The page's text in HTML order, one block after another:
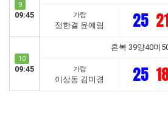
9
09:45 가람
정한결 윤예림 25
10
09:45
혼복 39양40미
가람
이상동 김미경 25